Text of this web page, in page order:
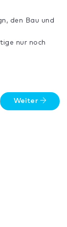
den Bau und
nur noch
Weiter